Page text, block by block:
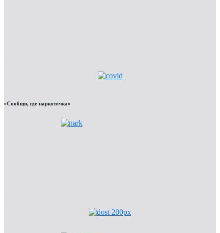
«Сообщи, где наркоточка»